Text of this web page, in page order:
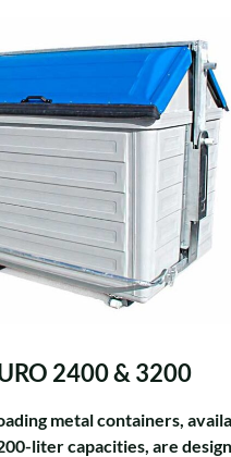
2400 & 3200
metal containers,
liter capacities, are